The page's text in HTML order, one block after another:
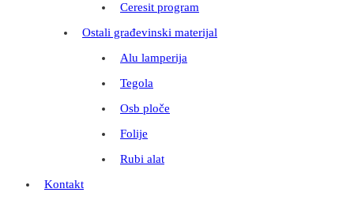
Ceresit program
Ostali građevinski materijal
Alu lamperija
Tegola
Osb ploče
Folije
Rubi alat
Kontakt